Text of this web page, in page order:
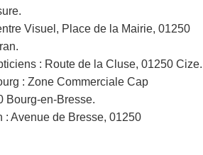
Visuel, Place de la Mairie, 01250
: Route de la Cluse, 01250 Cize.
: Zone Commerciale Cap
Bourg-en-Bresse.
: Avenue de Bresse, 01250